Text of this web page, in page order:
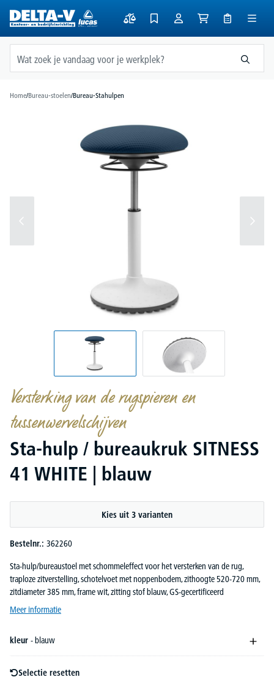
Home/Bureau-stoelen/Bureau-Stahulpen
Versterking van de rugspieren en
tussenwervelschijven
Sta-hulp / bureaukruk SITNESS
41 WHITE | blauw
Kies uit 3 varianten
Bestelnr.: 362260
Sta-hulp/bureaustoel met schommeleffect voor het versterken van de rug,
traploze zitverstelling, schotelvoet met noppenbodem, zithoogte 520-720 mm,
zitdiameter 385 mm, frame wit, zitting stof blauw, GS-gecertificeerd
Meer informatie
kleur - blauw
Selectie resetten